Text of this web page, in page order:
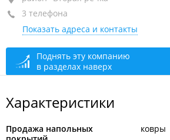
оф. 104
+7 953 209-39-46
+7 908 440-52-89 руководитель
открыто: 09:00–18:00
3 телефона
Показать адреса и контакты
Поднять эту компанию
в разделах наверх
Характеристики
Продажа напольных
ковры